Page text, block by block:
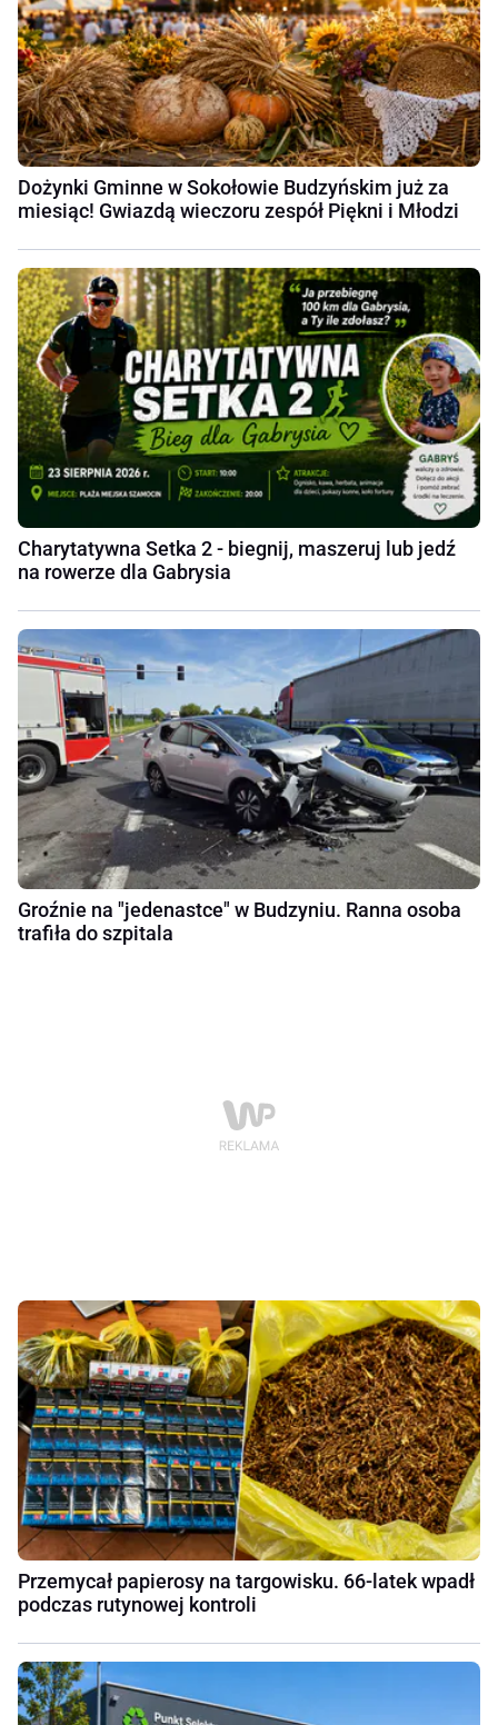
Dożynki Gminne w Sokołowie Budzyńskim już za
miesiąc! Gwiazdą wieczoru zespół Piękni i Młodzi
Charytatywna Setka 2 - biegnij, maszeruj lub jedź
na rowerze dla Gabrysia
Groźnie na "jedenastce" w Budzyniu. Ranna osoba
trafiła do szpitala
Przemycał papierosy na targowisku. 66-latek wpadł
podczas rutynowej kontroli